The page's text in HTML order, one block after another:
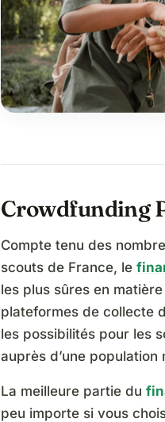
Crowdfunding
Compte tenu des
scouts de France, le
les plus sûres en
plateformes de collecte
les possibilités pour les
auprès d’une
La meilleure partie du
peu importe si vous